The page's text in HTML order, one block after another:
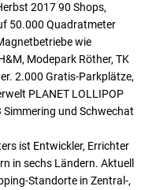
2017 90 Shops,
50.000 Quadratmeter
wie
Modepark Röther, TK
2.000 Gratis-Parkplätze,
PLANET LOLLIPOP
Simmering und Schwechat
ist Entwickler, Errichter
in sechs Ländern. Aktuell
Standorte in Zentral-,